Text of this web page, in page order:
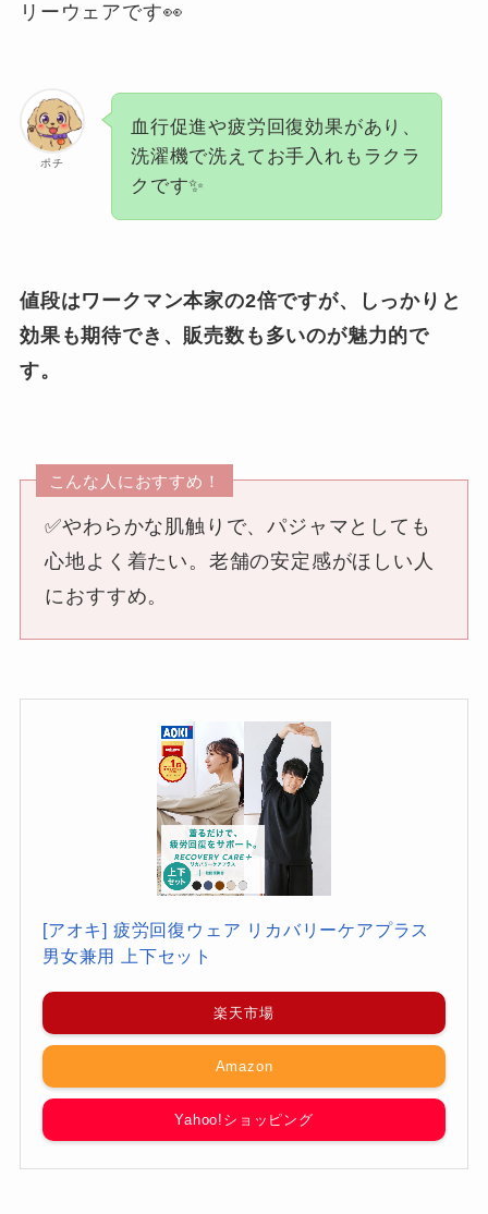
リーウェアです👀
ポチ
血行促進や疲労回復効果があり、
洗濯機で洗えてお手入れもラクラ
クです✨
値段はワークマン本家の2倍ですが、しっかりと
効果も期待でき、販売数も多いのが魅力的で
す。
こんな人におすすめ！
✅やわらかな肌触りで、パジャマとしても
心地よく着たい。老舗の安定感がほしい人
におすすめ。
[アオキ] 疲労回復ウェア リカバリーケアプラス
男女兼用 上下セット
楽天市場
Amazon
Yahoo!ショッピング